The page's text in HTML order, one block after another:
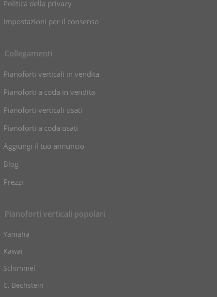
Politica della privacy
Impostazioni per il consenso
Collegamenti
Pianoforti verticali in vendita
Pianoforti a coda in vendita
Pianoforti verticali usati
Pianoforti a coda usati
Aggiungi il tuo annuncio
Blog
Prezzi
Pianoforti verticali popolari
Yamaha
Kawai
Schimmel
C. Bechstein